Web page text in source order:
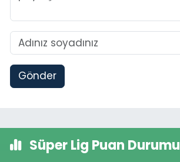
Gönder
Süper Lig Puan Durumu